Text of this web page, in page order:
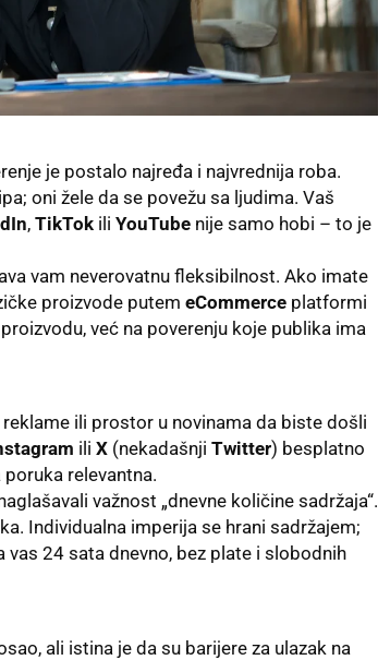
je postalo najređa i najvrednija roba.
oni žele da se povežu sa ljudima. Vaš
, TikTok ili YouTube nije samo hobi – to je
vam neverovatnu fleksibilnost. Ako imate
proizvode putem eCommerce platformi
već na poverenju koje publika ima
ili prostor u novinama da biste došli
ili X (nekadašnji Twitter) besplatno
relevantna.
važnost „dnevne količine sadržaja“.
Individualna imperija se hrani sadržajem;
24 sata dnevno, bez plate i slobodnih
ali istina je da su barijere za ulazak na